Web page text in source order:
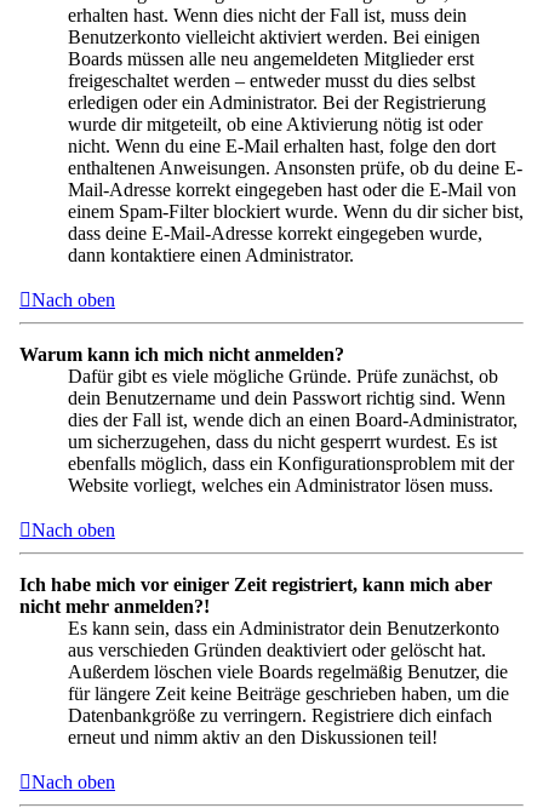
erhalten hast. Wenn dies nicht der Fall ist, muss dein
Benutzerkonto vielleicht aktiviert werden. Bei einigen
Boards müssen alle neu angemeldeten Mitglieder erst
freigeschaltet werden – entweder musst du dies selbst
erledigen oder ein Administrator. Bei der Registrierung
wurde dir mitgeteilt, ob eine Aktivierung nötig ist oder
nicht. Wenn du eine E-Mail erhalten hast, folge den dort
enthaltenen Anweisungen. Ansonsten prüfe, ob du deine E-
Mail-Adresse korrekt eingegeben hast oder die E-Mail von
einem Spam-Filter blockiert wurde. Wenn du dir sicher bist,
dass deine E-Mail-Adresse korrekt eingegeben wurde,
dann kontaktiere einen Administrator.
Nach oben
Warum kann ich mich nicht anmelden?
Dafür gibt es viele mögliche Gründe. Prüfe zunächst, ob
dein Benutzername und dein Passwort richtig sind. Wenn
dies der Fall ist, wende dich an einen Board-Administrator,
um sicherzugehen, dass du nicht gesperrt wurdest. Es ist
ebenfalls möglich, dass ein Konfigurationsproblem mit der
Website vorliegt, welches ein Administrator lösen muss.
Nach oben
Ich habe mich vor einiger Zeit registriert, kann mich aber
nicht mehr anmelden?!
Es kann sein, dass ein Administrator dein Benutzerkonto
aus verschieden Gründen deaktiviert oder gelöscht hat.
Außerdem löschen viele Boards regelmäßig Benutzer, die
für längere Zeit keine Beiträge geschrieben haben, um die
Datenbankgröße zu verringern. Registriere dich einfach
erneut und nimm aktiv an den Diskussionen teil!
Nach oben